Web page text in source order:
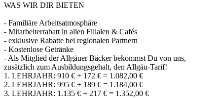
WAS WIR DIR BIETEN
- Familiäre Arbeitsatmosphäre
- Mitarbeiterrabatt in allen Filialen & Cafés
- exklusive Rabatte bei regionalen Partnern
- Kostenlose Getränke
- Als Mitglied der Allgäuer Bäcker bekommst Du von uns,
zusätzlich zum Ausbildungsgehalt, den Allgäu-Tarif!
1. LEHRJAHR: 910 € + 172 € = 1.082,00 €
2. LEHRJAHR: 995 € + 189 € = 1.184,00 €
3. LEHRJAHR: 1.135 € + 217 € = 1.352,00 €